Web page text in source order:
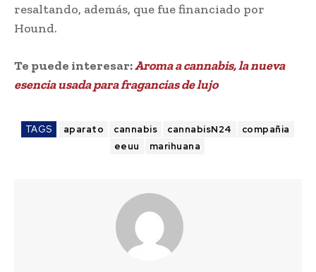
resaltando, además, que fue financiado por
Hound.
Te puede interesar:Aroma a cannabis, la nueva
esencia usada para fragancias de lujo
TAGS aparato cannabis cannabisN24
compañia
eeuu
marihuana